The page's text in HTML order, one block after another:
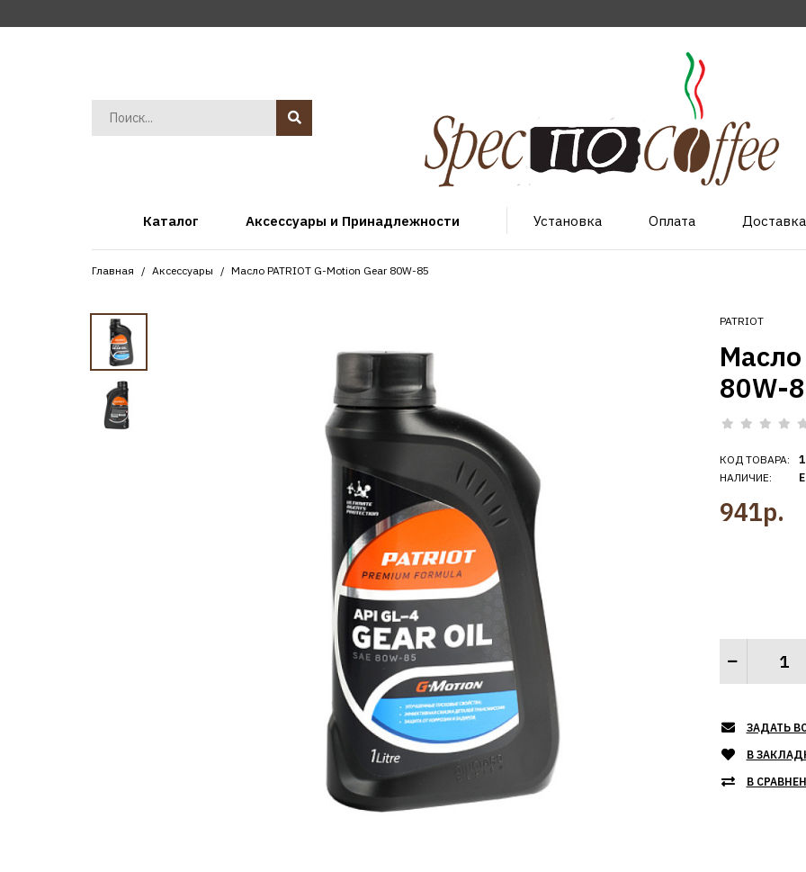
Каталог Аксессуары и Принадлежности Установка Оплата Доставка
Главная Аксессуары Масло PATRIOT G-Motion Gear 80W-85
PATRIOT
Масло
80W-
КОД ТОВАРА:
НАЛИЧИЕ:
941р.
ЗАДАТЬ
В
В